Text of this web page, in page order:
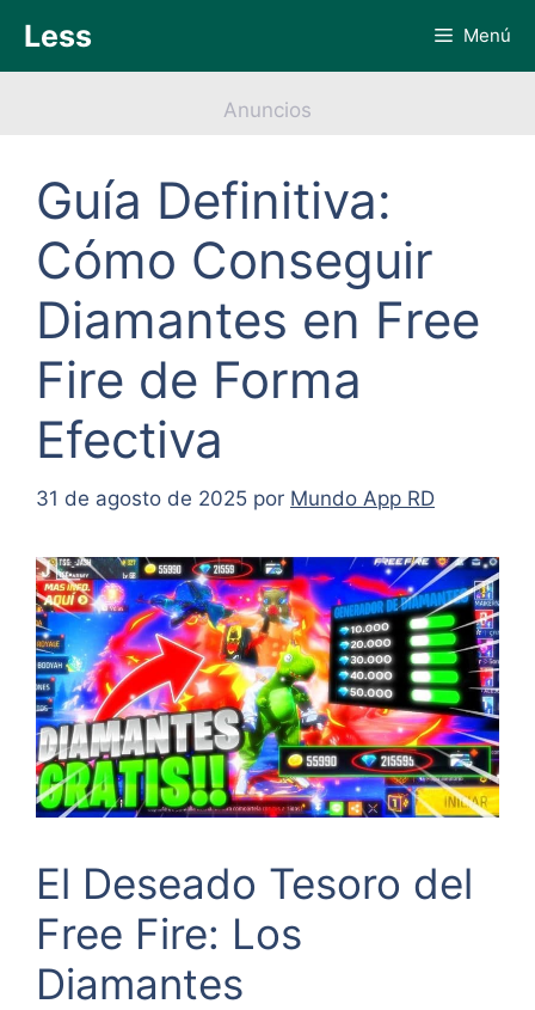
contenido
Less Menú
Anuncios
Guía Definitiva:
Cómo Conseguir
Diamantes en Free
Fire de Forma
Efectiva
31 de agosto de 2025 por Mundo App RD
El Deseado Tesoro del
Free Fire: Los
Diamantes